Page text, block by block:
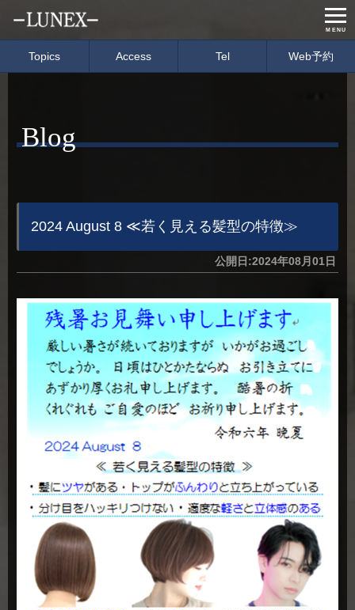
MENU
Concept
Staff blog
会社概要
募集要項 イベント情報
Topics Access Tel Web予約
Blog
2024 August 8 ≪若く見える髪型の特徴≫
公開日:2024年08月01日